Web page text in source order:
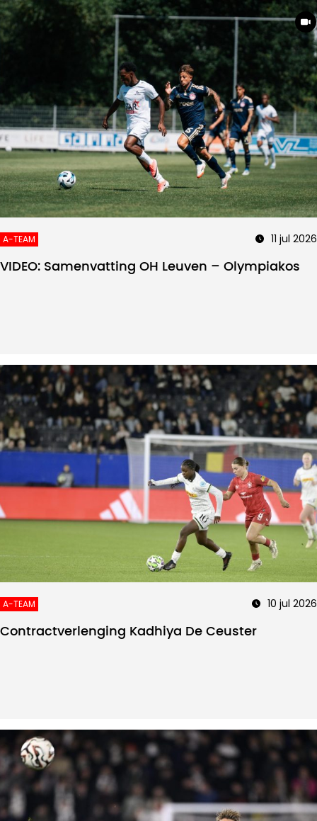
A-TEAM 11 jul 2026
VIDEO: Samenvatting OH Leuven – Olympiakos
A-TEAM 10 jul 2026
Contractverlenging Kadhiya De Ceuster